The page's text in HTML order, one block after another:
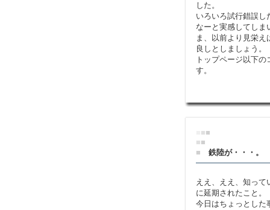
した。
いろいろ試行錯誤し
なーと実感してしま
ま、以前より見栄
良しとしましょう。
トップページ以下
す。
■■
■■
■
鉄陸が・・・。
ええ、ええ、知っ
に延期されたこと。
今日はちょっとした